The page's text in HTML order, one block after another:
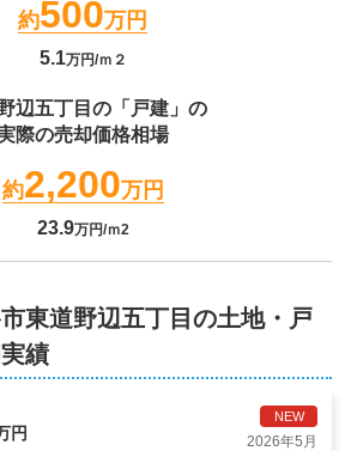
約500万円
5.1万円/ｍ２
辺五丁目 の「戸建」の
際の売却価格相場
約2,200万円
23.9万円/ｍ2
市東道野辺五丁目の土地・戸
績
NEW
円 2026年5月